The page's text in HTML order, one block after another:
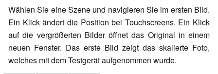
Wählen Sie eine Szene und navigieren Sie im ersten Bild.
Ein Klick ändert die Position bei Touchscreens. Ein Klick
auf die vergrößerten Bilder öffnet das Original in einem
neuen Fenster. Das erste Bild zeigt das skalierte Foto,
welches mit dem Testgerät aufgenommen wurde.